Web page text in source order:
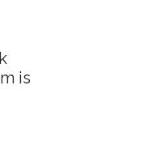
is